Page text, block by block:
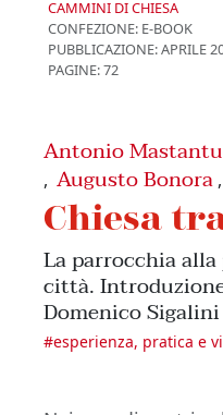
CAMMINI DI CHIESA
CONFEZIONE: E-BOOK
PUBBLICAZIONE:APRILE
PAGINE: 72
Antonio
, Augusto Bonora ,
Chiesa
La parrocchia
città.
Domenico Sigalini
#esperienza, pratica e